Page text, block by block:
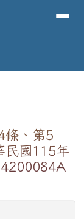
全球資
條、第5
民國115年